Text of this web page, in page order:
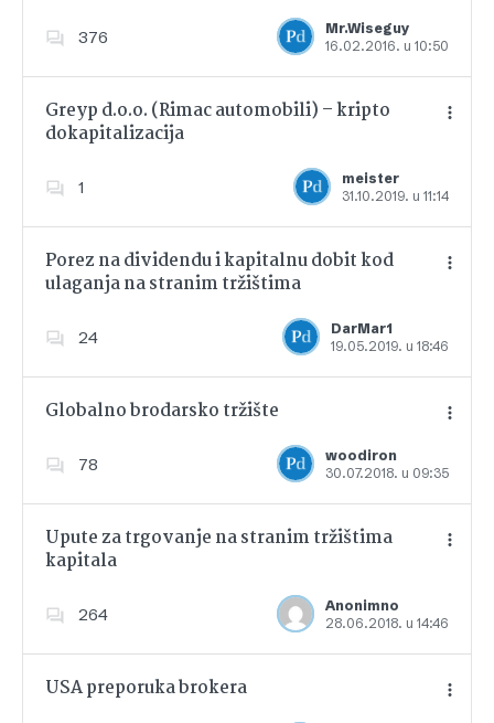
376
Mr.Wiseguy
16.02.2016. u 10:50
Dodajte u favorite
Greyp d.o.o. (Rimac automobili) – kripto
dokapitalizacija
1
meister
31.10.2019. u 11:14
Dodajte u favorite
Porez na dividendu i kapitalnu dobit kod
ulaganja na stranim tržištima
24
DarMar1
19.05.2019. u 18:46
Dodajte u favorite
Globalno brodarsko tržište
78
woodiron
30.07.2018. u 09:35
Dodajte u favorite
Upute za trgovanje na stranim tržištima
kapitala
264
Anonimno
28.06.2018. u 14:46
Dodajte u favorite
USA preporuka brokera